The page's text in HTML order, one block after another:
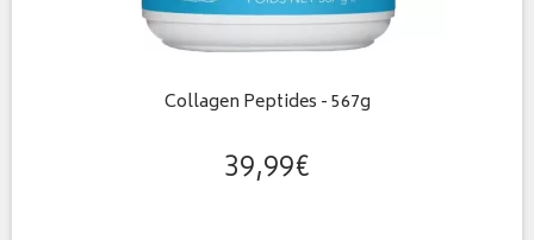
Collagen Peptides - 567g
39,99€